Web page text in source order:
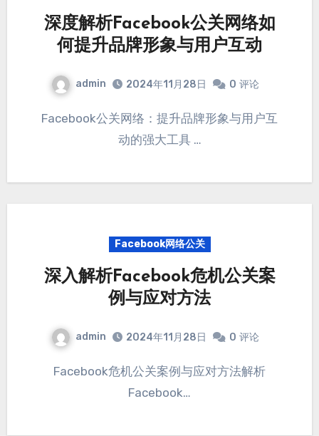
深度解析Facebook公关网络如
何提升品牌形象与用户互动
admin 2024年11月28日 0 评论
Facebook公关网络：提升品牌形象与用户互
动的强大工具 …
Facebook网络公关
深入解析Facebook危机公关案
例与应对方法
admin 2024年11月28日 0 评论
Facebook危机公关案例与应对方法解析
Facebook…